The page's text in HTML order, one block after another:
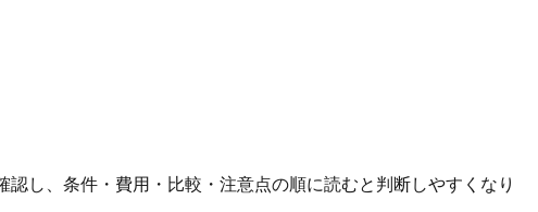
し、条件・費用・比較・注意点の順に読むと判断しやすくなり